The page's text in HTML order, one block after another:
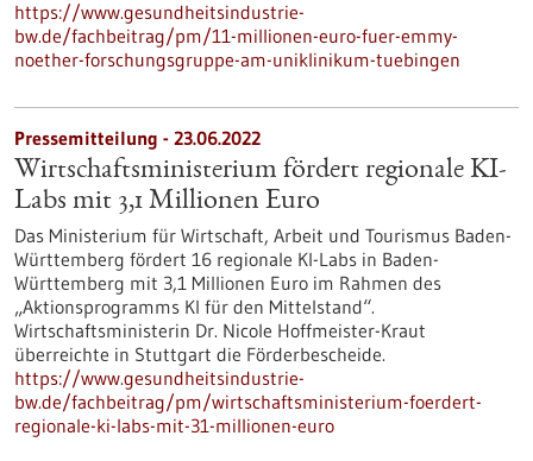
https://www.gesundheitsindustrie-
bw.de/fachbeitrag/pm/11-millionen-euro-fuer-emmy-
noether-forschungsgruppe-am-uniklinikum-tuebingen
Pressemitteilung - 23.06.2022
Wirtschaftsministerium fördert regionale KI-
Labs mit 3,1 Millionen Euro
Das Ministerium für Wirtschaft, Arbeit und Tourismus Baden-
Württemberg fördert 16 regionale KI-Labs in Baden-
Württemberg mit 3,1 Millionen Euro im Rahmen des
„Aktionsprogramms KI für den Mittelstand“.
Wirtschaftsministerin Dr. Nicole Hoffmeister-Kraut
überreichte in Stuttgart die Förderbescheide.
https://www.gesundheitsindustrie-
bw.de/fachbeitrag/pm/wirtschaftsministerium-foerdert-
regionale-ki-labs-mit-31-millionen-euro